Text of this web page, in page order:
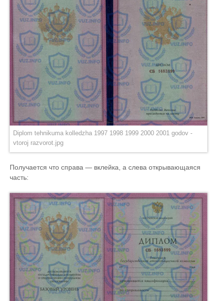
Diplom tehnikuma kolledzha 1997 1998 1999 2000 2001 godov -
vtoroj razvorot.jpg
Получается что справа — вклейка, а слева открывающаяся
часть: